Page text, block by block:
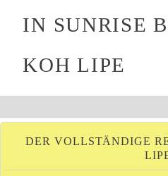
IN SUNRISE
KOH LIPE
DER VOLLSTÄNDIGE